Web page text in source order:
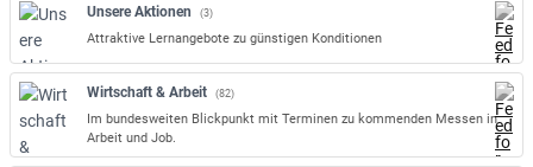
Unsere Aktionen (3)
Attraktive Lernangebote zu günstigen Konditionen
Wirtschaft & Arbeit (82)
Im bundesweiten Blickpunkt mit Terminen zu kommenden Messen in
Arbeit und Job.